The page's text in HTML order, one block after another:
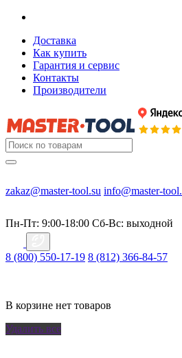
Доставка
Как купить
Гарантия и сервис
Контакты
Производители
zakaz@master-tool.su info@master-
Пн-Пт: 9:00-18:00 Cб-Вс: выходной
8 (800) 550-17-19 8 (812) 366-84-57
В корзине нет товаров
Удалить все